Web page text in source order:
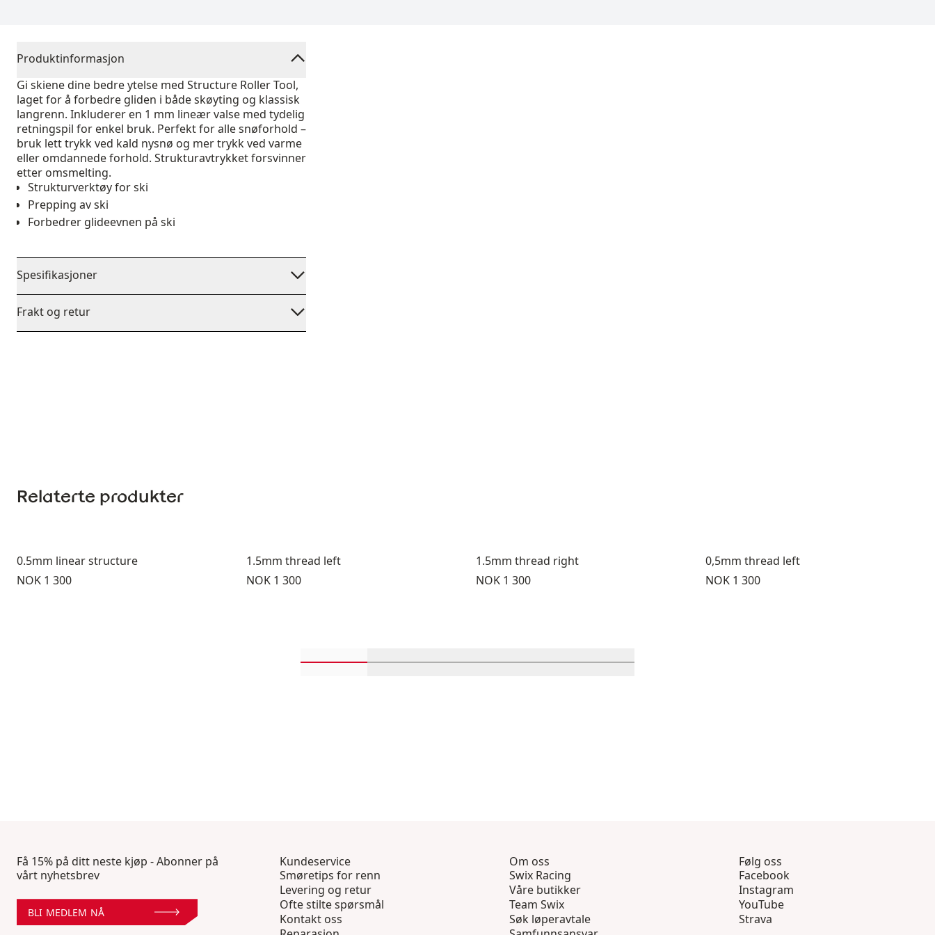
Produktinformasjon
Gi skiene dine bedre ytelse med Structure Roller Tool,
laget for å forbedre gliden i både skøyting og klassisk
langrenn. Inkluderer en 1 mm lineær valse med tydelig
retningspil for enkel bruk. Perfekt for alle snøforhold –
bruk lett trykk ved kald nysnø og mer trykk ved varme
eller omdannede forhold. Strukturavtrykket forsvinner
etter omsmelting.
Strukturverktøy for ski
Prepping av ski
Forbedrer glideevnen på ski
Spesifikasjoner
Frakt og retur
Relaterte produkter
0.5mm linear structure
Pris:
NOK 1 300
1.5mm thread left
Pris:
NOK 1 300
1.5mm thread right
Pris:
NOK 1 300
0,5mm thread left
Pris:
NOK 1 300
Få 15% på ditt neste kjøp - Abonner på
vårt nyhetsbrev
BLI MEDLEM NÅ
Kundeservice
Smøretips for renn
Levering og retur
Ofte stilte spørsmål
Kontakt oss
Om oss
Swix Racing
Våre butikker
Team Swix
Søk løperavtale
Følg oss
Facebook
Instagram
YouTube
Strava